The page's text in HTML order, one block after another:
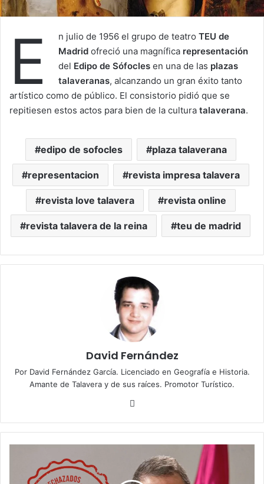
E n julio de 1956 el grupo de teatro TEU de
Madrid ofreció una magnífica representación
del Edipo de Sófocles en una de las plazas
talaveranas, alcanzando un gran éxito tanto
artístico como de público. El consistorio pidió que se
repitiesen estos actos para bien de la cultura talaverana.
edipo de sofocles plaza talaverana
representacion revista impresa talavera
revista love talavera revista online
revista talavera de la reina teu de madrid
David Fernández
Por David Fernández García. Licenciado en Geografía e Historia.
Amante de Talavera y de sus raíces. Promotor Turístico.
bo
ok